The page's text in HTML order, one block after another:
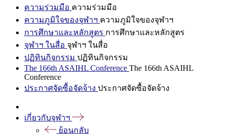
ความร่วมมือ ความร่วมมือ
ความภูมิใจของจุฬาฯ ความภูมิใจของจุฬาฯ
การศึกษาและหลักสูตร การศึกษาและหลักสูตร
จุฬาฯ ในสื่อ จุฬาฯ ในสื่อ
ปฏิทินกิจกรรม ปฏิทินกิจกรรม
The 166th ASAIHL Conference The 166th ASAIHL
Conference
ประกาศจัดซื้อจัดจ้าง ประกาศจัดซื้อจัดจ้าง
เกี่ยวกับจุฬาฯ
ย้อนกลับ